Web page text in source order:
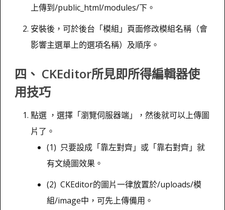
上傳到/public_html/modules/下。
安裝後，可於後台「模組」頁面修改模組名稱（會
影響主選單上的選項名稱）及順序。
四、 CKEditor所見即所得編輯器使
用技巧
點選 ，選擇「瀏覽伺服器端」，然後就可以上傳圖
片了。
(1) 只要設成「靠左對齊」或「靠右對齊」就
有文繞圖效果。
(2) CKEditor的圖片一律放置於/uploads/模
組/image中，可先上傳備用。